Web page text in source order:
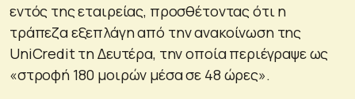
εντός της εταιρείας, προσθέτοντας ότι η
τράπεζα εξεπλάγη από την ανακοίνωση της
UniCredit τη Δευτέρα, την οποία περιέγραψε ως
«στροφή 180 μοιρών μέσα σε 48 ώρες».